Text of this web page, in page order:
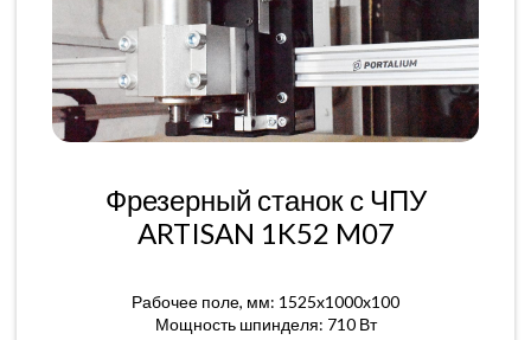
Фрезерный станок с ЧПУ
ARTISAN 1K52 M07
Рабочее поле, мм: 1525x1000x100
Мощность шпинделя: 710 Вт